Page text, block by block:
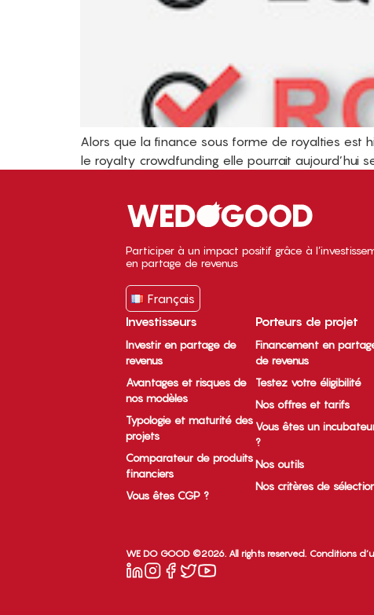
Alors que la finance sous forme de royalties est
le royalty crowdfunding elle pourrait aujourd’hui
Participer à un impact positif grâce à
en partage de revenus
Français
Investisseurs
Investir en partage de
revenus
Avantages et risques de
nos modèles
Typologie et maturité des
projets
Comparateur de produits
financiers
Vous êtes CGP ?
Porteurs de projet
Financement en
de revenus
Testez votre éligibilité
Nos offres et tarifs
Vous êtes un
?
Nos outils
Nos critères de
WE DO GOOD ©2026. All rights reserved. Conditions